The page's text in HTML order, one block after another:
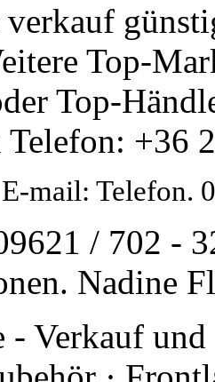
verkauf
Top-
Top-
+36
mail: Telefon.
/ 702 -
Nadine
- Verkauf